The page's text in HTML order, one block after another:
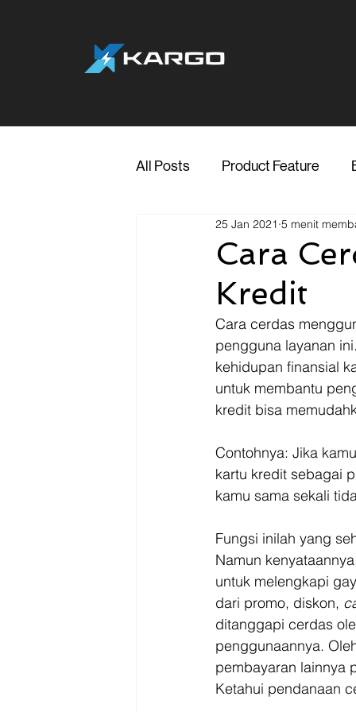
All Posts Product Feature
Marketing
Transporter Support
Jakarta
Cara
Kredit
25 Jan 2021 5 menit
Cara cerdas
pengguna layanan
kehidupan finansial
untuk membantu
kredit bisa
Contohnya: Jika
kartu kredit sebagai
kamu sama sekali
Fungsi inilah yang
Namun
untuk melengkapi
dari promo, diskon,
ditanggapi cerdas
penggunaannya.
pembayaran lainnya
Ketahui pendanaan